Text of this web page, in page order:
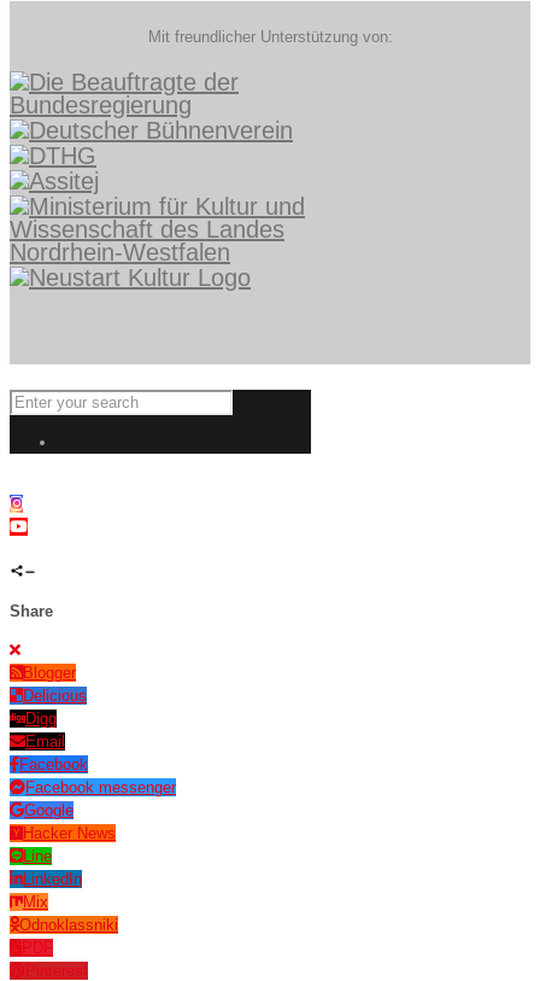
Mit freundlicher Unterstützung von:
Share
Blogger
Delicious
Digg
Email
Facebook
Facebook messenger
Google
Hacker News
Line
LinkedIn
Mix
Odnoklassniki
PDF
Pinterest